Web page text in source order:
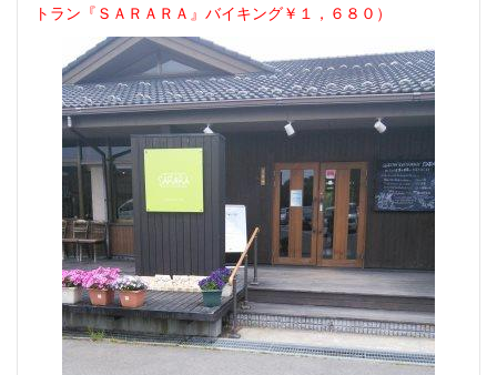
トラン『ＳＡＲＡＲＡ』バイキング￥１，６８０）